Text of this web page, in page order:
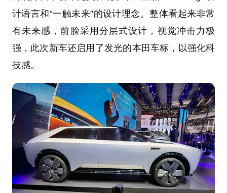
计语言和“一触未来”的设计理念。整体看起来非常
有未来感，前脸采用分层式设计，视觉冲击力极
强，此次新车还启用了发光的本田车标，以强化科
技感。